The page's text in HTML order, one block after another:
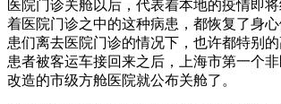
医院门诊关舱以后，代表着本地的疫情即
着医院门诊之中的这种病患，都恢复了身
患们离去医院门诊的情况下，也许都特别
患者被客运车接回来之后，上海市第一个
改造的市级方舱医院就公布关舱了。